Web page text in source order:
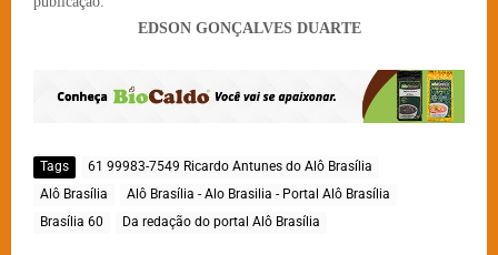
EDSON GONÇALVES DUARTE
Tags
61 99983-7549 Ricardo Antunes do Alô Brasília
Alô Brasília
Alô Brasília - Alo Brasilia - Portal Alô Brasília
Brasília 60
Da redação do portal Alô Brasília